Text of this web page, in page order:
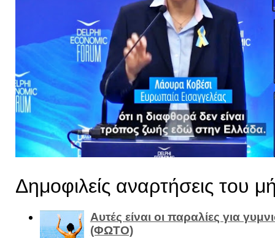
Δημοφιλείς αναρτήσεις του
Αυτές είναι οι παραλίες για
(ΦΩΤΟ)